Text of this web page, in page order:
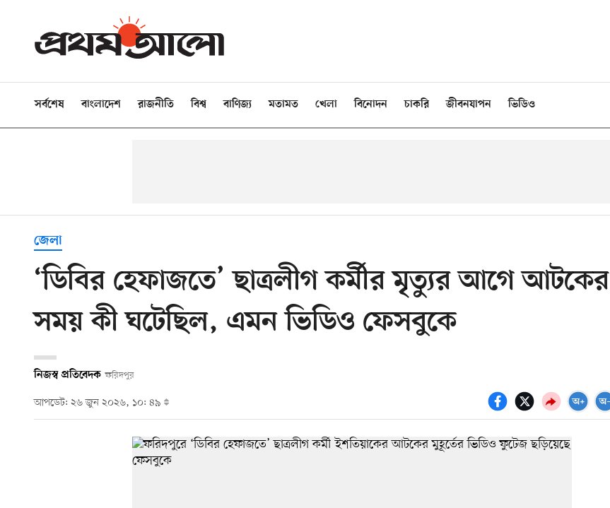
সর্বশেষ বাংলাদেশ রাজনীতি বিশ্ব বাণিজ্য মতামত খেলা বিনোদন চাকরি জীবনযাপন ভিডিও
জেলা
‘ডিবির হেফাজতে’ ছাত্রলীগ কর্মীর মৃত্যুর আগে আটকের
সময় কী ঘটেছিল, এমন ভিডিও ফেসবুকে
নিজস্ব প্রতিবেদক ফরিদপুর
আপডেট: ২৬ জুন ২০২৬, ১০: ৪৯